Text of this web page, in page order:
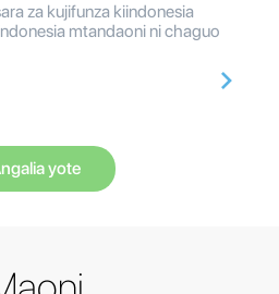
za kujifunza kiindonesia
mtandaoni ni chaguo
yote